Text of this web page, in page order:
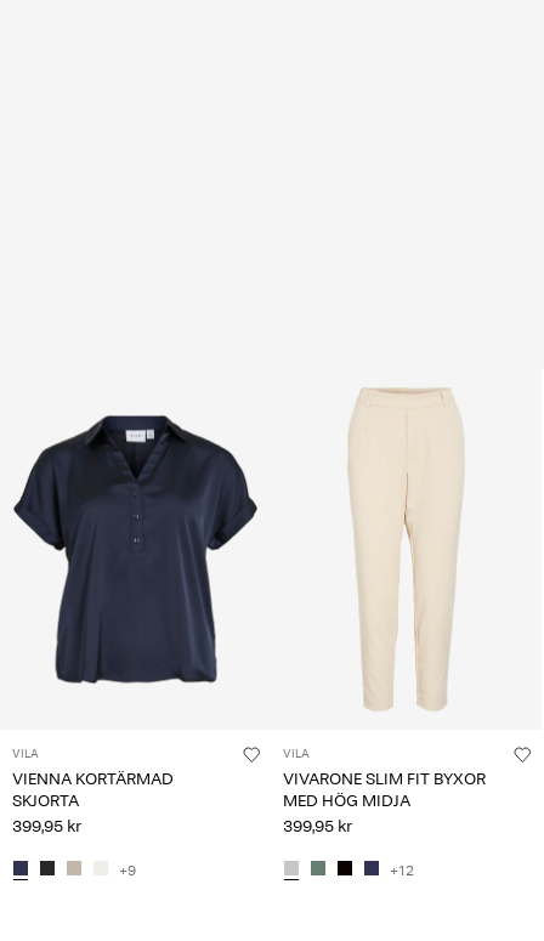
VILA
VIENNA KORTÄRMAD
SKJORTA
399,95 kr
+9
VILA
VIVARONE SLIM FIT BYXOR
MED HÖG MIDJA
399,95 kr
+12